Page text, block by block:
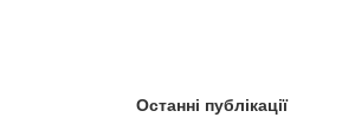
Останні публікації